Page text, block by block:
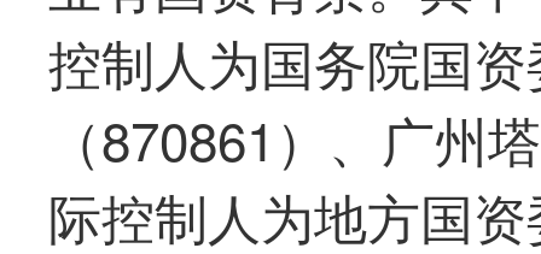
控制人为国务院国
（870861）、广州
际控制人为地方国